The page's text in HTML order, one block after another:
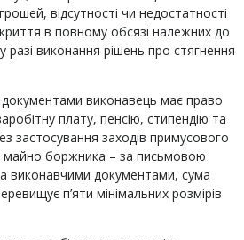
відсутності чи недостатності
в повному обсязі належних до
разі виконання рішень про стягнення
виконавець має право
плату, пенсію, стипендію та
застосування заходів примусового
майно боржника – за письмовою
виконавчими документами, сума
п’яти мінімальних розмірів